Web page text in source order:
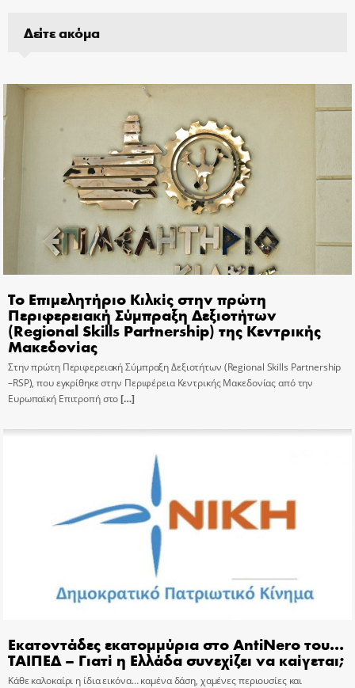
Δείτε ακόμα
Το Επιμελητήριο Κιλκίς στην πρώτη
Περιφερειακή Σύμπραξη Δεξιοτήτων
(Regional Skills Partnership) της Κεντρικής
Μακεδονίας
Στην πρώτη Περιφερειακή Σύμπραξη Δεξιοτήτων (Regional Skills Partnership
–RSP), που εγκρίθηκε στην Περιφέρεια Κεντρικής Μακεδονίας από την
Ευρωπαϊκή Επιτροπή στο[…]
Εκατοντάδες εκατομμύρια στο AntiNero του…
ΤΑΙΠΕΔ – Γιατί η Ελλάδα συνεχίζει να καίγεται;
Κάθε καλοκαίρι η ίδια εικόνα… καμένα δάση, χαμένες περιουσίες και